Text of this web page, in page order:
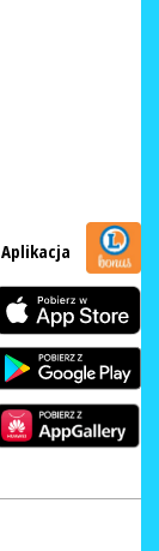
Aplikacja